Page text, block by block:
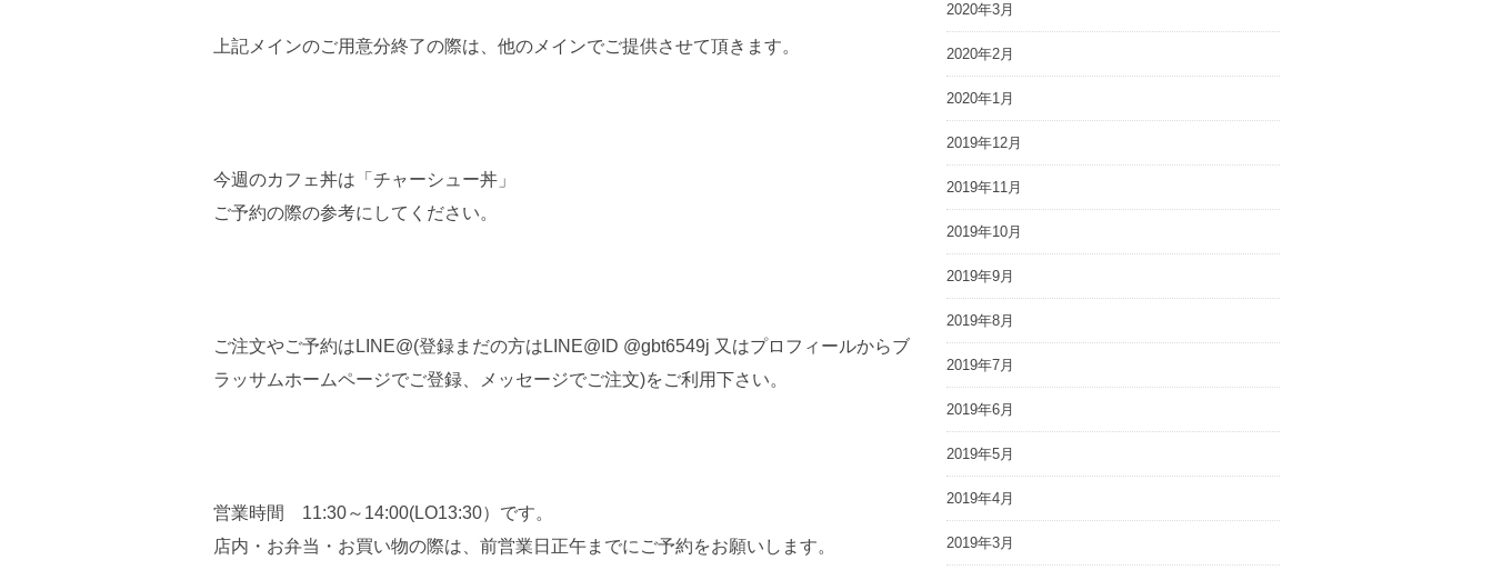
上記メインのご用意分終了の際は、他のメインでご提供させて頂きます。
今週のカフェ丼は「チャーシュー丼」
ご予約の際の参考にしてください。
ご注文やご予約はLINE@(登録まだの方はLINE@ID @gbt6549j 又はプロフィールからブ
ラッサムホームページでご登録、メッセージでご注文)をご利用下さい。
営業時間 11:30～14:00(LO13:30）です。
店内・お弁当・お買い物の際は、前営業日正午までにご予約をお願いします。
2020年3月
2020年2月
2020年1月
2019年12月
2019年11月
2019年10月
2019年9月
2019年8月
2019年7月
2019年6月
2019年5月
2019年4月
2019年3月